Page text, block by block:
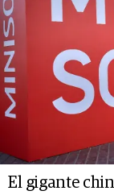
El gigante